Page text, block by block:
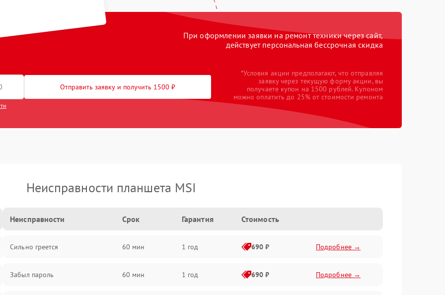
При оформлении заявки на ремонт техники через сайт,
действует персональная бессрочная скидка
Отправить заявку и получить 1500 ₽
*Условия акции предполагают, что отправляя
заявку через текущую форму акции, вы
получаете купон на 1500 рублей. Купоном
можно оплатить до 25% от стоимости ремонта
Неисправности планшета MSI
Неисправности Срок Гарантия Стоимость
Сильно греется 60 мин 1 год 690 ₽ Подробнее →
Забыл пароль 60 мин 1 год 690 ₽ Подробнее →